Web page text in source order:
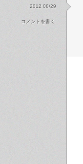
2012 08/29
コメントを書く